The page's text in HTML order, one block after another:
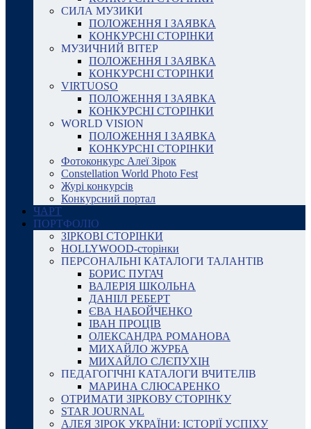
СИЛА МУЗИКИ
ПОЛОЖЕННЯ І ЗАЯВКА
КОНКУРСНІ СТОРІНКИ
МУЗИЧНИЙ ВІТЕР
ПОЛОЖЕННЯ І ЗАЯВКА
КОНКУРСНІ СТОРІНКИ
VIRTUOSO
ПОЛОЖЕННЯ І ЗАЯВКА
КОНКУРСНІ СТОРІНКИ
WORLD VISION
ПОЛОЖЕННЯ І ЗАЯВКА
КОНКУРСНІ СТОРІНКИ
Фотоконкурс Алеї Зірок
Constellation World Photo Fest
Журі конкурсів
Конкурсний портал
ЧАРТ
ПОРТФОЛІО
ЗІРКОВІ СТОРІНКИ
HOLLYWOOD-сторінки
ПЕРСОНАЛЬНІ КАТАЛОГИ ТАЛАНТІВ
БОРИС ПУГАЧ
ВАЛЕРІЯ ШКОЛЬНА
ДАНІІЛ РЕБЕРТ
ЄВА НАБОЙЧЕНКО
ІВАН ПРОЦІВ
ОЛЕКСАНДРА РОМАНОВА
МИХАЙЛО ЖУРБА
МИХАЙЛО СЛЄПУХІН
ПЕДАГОГІЧНІ КАТАЛОГИ ВЧИТЕЛІВ
МАРИНА СЛЮСАРЕНКО
ОТРИМАТИ ЗІРКОВУ СТОРІНКУ
STAR JOURNAL
АЛЕЯ ЗІРОК УКРАЇНИ: ІСТОРІЇ УСПІХУ